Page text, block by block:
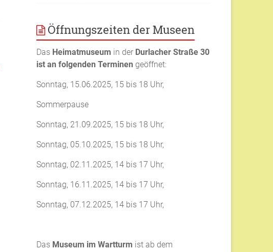
Öffnungszeiten der Museen
Das Heimatmuseum in der Durlacher Straße 30
ist an folgenden Terminen geöffnet:
Sonntag, 15.06.2025, 15 bis 18 Uhr,
Sommerpause
Sonntag, 21.09.2025, 15 bis 18 Uhr,
Sonntag, 05.10.2025, 15 bis 18 Uhr,
Sonntag, 02.11.2025, 14 bis 17 Uhr,
Sonntag, 16.11.2025, 14 bis 17 Uhr,
Sonntag, 07.12.2025, 14 bis 17 Uhr,
Das Museum im Wartturm ist ab dem